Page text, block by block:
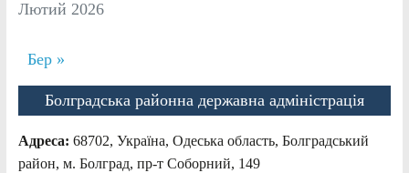
Лютий 2026
Бер »
Болградська районна державна адміністрація
Адреса: 68702, Україна, Одеська область, Болградський
район, м. Болград, пр-т Соборний, 149